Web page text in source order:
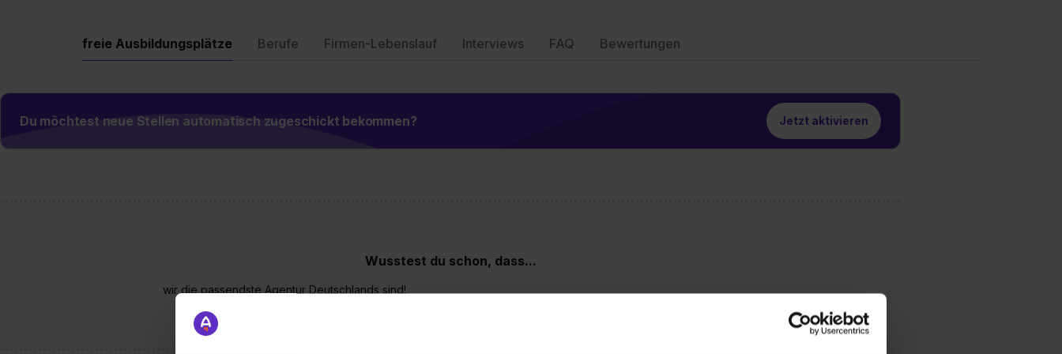
freie Ausbildungsplätze Berufe Firmen-Lebenslauf Interviews FAQ Bewertungen
Du möchtest neue Stellen automatisch zugeschickt bekommen? Jetzt aktivieren
Wusstest du schon, dass...
wir die passendste Agentur Deutschlands sind!